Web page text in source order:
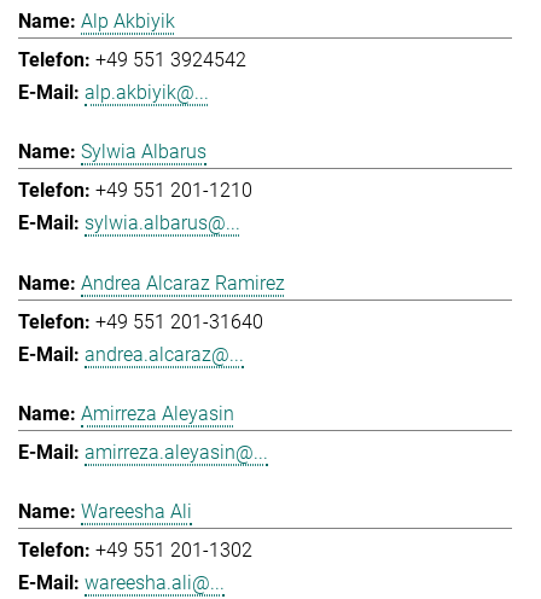
Alp Akbiyik
+49 551 3924542
alp.akbiyik@...
Sylwia Albarus
+49 551 201-1210
sylwia.albarus@...
Andrea Alcaraz Ramirez
+49 551 201-31640
andrea.alcaraz@...
Amirreza Aleyasin
amirreza.aleyasin@...
Wareesha Ali
+49 551 201-1302
wareesha.ali@...